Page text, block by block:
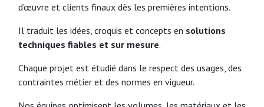
d’œuvre et clients finaux dès les premières intentions.
Il traduit les idées, croquis et concepts en solutions
techniques fiables et sur mesure.
Chaque projet est étudié dans le respect des usages, des
contraintes métier et des normes en vigueur.